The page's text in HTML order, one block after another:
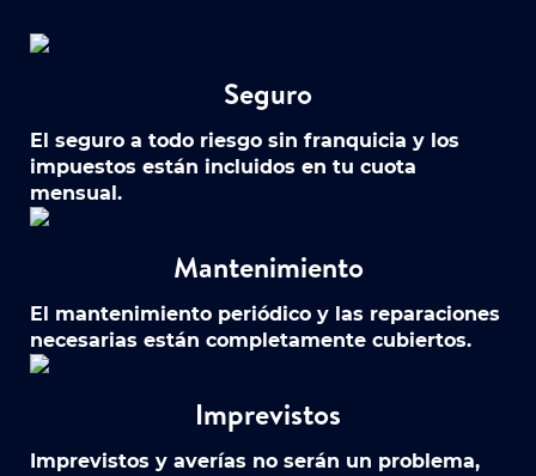
Seguro
El seguro a todo riesgo sin franquicia y los
impuestos están incluidos en tu cuota
mensual.
Mantenimiento
El mantenimiento periódico y las reparaciones
necesarias están completamente cubiertos.
Imprevistos
Imprevistos y averías no serán un problema,